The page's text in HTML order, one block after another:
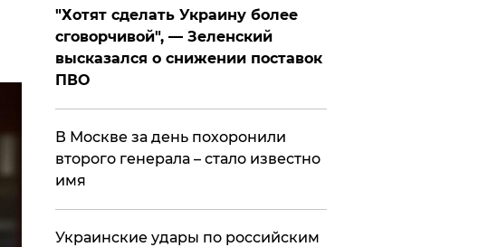
​"Хотят сделать Украину более
сговорчивой", — Зеленский
высказался о снижении поставок
ПВО
В Москве за день похоронили
второго генерала – стало известно
имя
Украинские удары по российским